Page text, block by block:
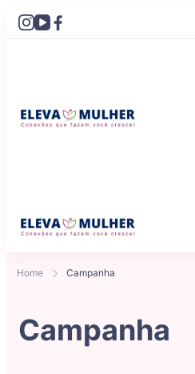
Eleva
Conexões que
Home Campanha
Campanha